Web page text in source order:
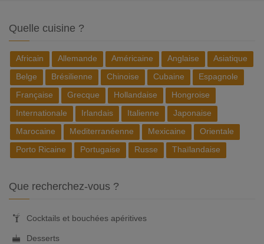
Quelle cuisine ?
Africain Allemande Américaine Anglaise
Asiatique
Belge
Brésilienne Chinoise Cubaine
Espagnole
Française
Grecque Hollandaise
Hongroise
Internationale
Irlandais Italienne
Japonaise
Marocaine
Mediterranéenne Mexicaine
Orientale
Porto Ricaine
Portugaise Russe Thaïlandaise
Que recherchez-vous ?
Cocktails et bouchées apéritives
Desserts